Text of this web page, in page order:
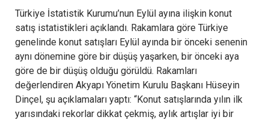
Türkiye İstatistik Kurumu’nun Eylül ayına ilişkin konut
satış istatistikleri açıklandı. Rakamlara göre Türkiye
genelinde konut satışları Eylül ayında bir önceki senenin
aynı dönemine göre bir düşüş yaşarken, bir önceki aya
göre de bir düşüş olduğu görüldü. Rakamları
değerlendiren Akyapı Yönetim Kurulu Başkanı Hüseyin
Dinçel, şu açıklamaları yaptı: “Konut satışlarında yılın ilk
yarısındaki rekorlar dikkat çekmiş, aylık artışlar iyi bir